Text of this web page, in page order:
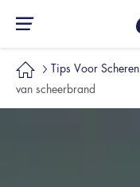
Tips Voor Scheren
van scheerbrand